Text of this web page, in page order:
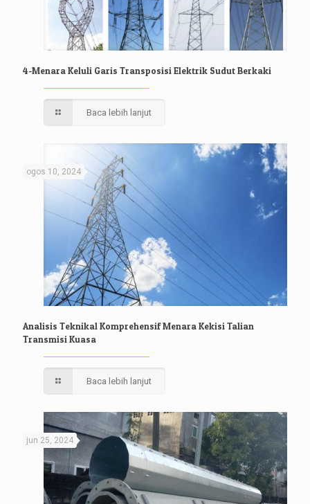
4-Menara Keluli Garis Transposisi Elektrik Sudut Berkaki
Baca lebih lanjut
ogos 10, 2024
Analisis Teknikal Komprehensif Menara Kekisi Talian
Transmisi Kuasa
Baca lebih lanjut
jun 25, 2024